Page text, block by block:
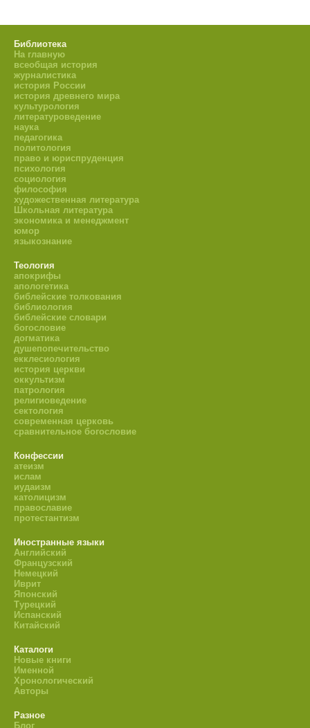
Библиотека
На главную
всеобщая история
журналистика
история России
история древнего мира
культурология
литературоведение
наука
педагогика
политология
право и юриспруденция
психология
социология
философия
художественная литература
Школьная литература
экономика и менеджмент
юмор
языкознание
Теология
апокрифы
апологетика
библейские толкования
библиология
библейские словари
богословие
догматика
душепопечительство
екклесиология
история церкви
оккультизм
патрология
религиоведение
сектология
современная церковь
сравнительное богословие
Конфессии
атеизм
ислам
иудаизм
католицизм
православие
протестантизм
Иностранные языки
Английский
Французский
Немецкий
Иврит
Японский
Турецкий
Испанский
Китайский
Каталоги
Новые книги
Именной
Хронологический
Авторы
Разное
Блог